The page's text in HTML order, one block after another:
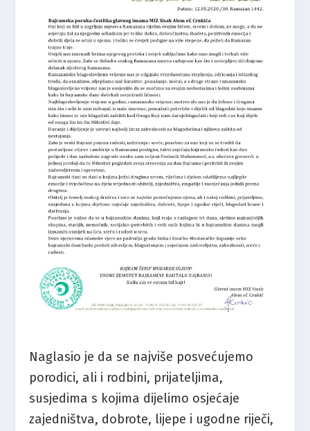
Naglasio je da se najviše posvećujemo
porodici, ali i rodbini, prijateljima,
susjedima s kojima dijelimo osjećaje
zajedništva, dobrote, lijepe i ugodne riječi,